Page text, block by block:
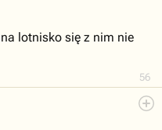
56
lotnisko się z nim nie